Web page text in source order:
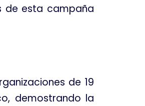
de esta campaña
de 19
demostrando la